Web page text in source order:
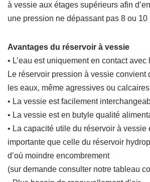
à vessie aux étages supérieurs afin
une pression ne dépassant pas 8 ou 10
Avantages du réservoir à vessie
• L’eau est uniquement en contact avec
Le réservoir pression à vessie convient
les eaux, même agressives ou
• La vessie est facilement
• La vessie est en butyle qualité
• La capacité utile du réservoir à vessie
importante que celle du réservoir
d’où moindre encombrement
(sur demande consulter notre tableau